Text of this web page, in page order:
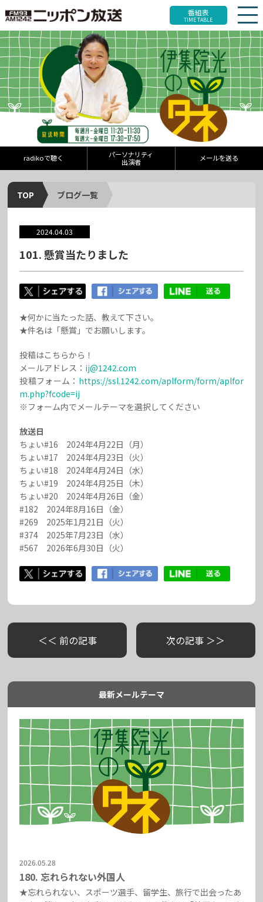
番組表
TIME TABLE
radikoで聴く
パーソナリティ
出演者
メールを送る
TOP ブログ一覧
2024.04.03
101. 懸賞当たりました
★何かに当たった話、教えて下さい。
★件名は「懸賞」でお願いします。
投稿はこちらから！
メールアドレス： ij@1242.com
投稿フォーム： https://ssl.1242.com/aplform/form/aplfor
m.php?fcode=ij
※フォーム内でメールテーマを選択してください
放送日
ちょい#16 2024年4月22日（月）
ちょい#17 2024年4月23日（火）
ちょい#18 2024年4月24日（水）
ちょい#19 2024年4月25日（木）
ちょい#20 2024年4月26日（金）
#182 2024年8月16日（金）
#269 2025年1月21日（火）
#374 2025年7月23日（水）
#567 2026年6月30日（火）
＜＜ 前の記事 次の記事 ＞＞
最新メールテーマ
2026.05.28
180. 忘れられない外国人
★忘れられない、スポーツ選手、留学生、旅行で出会ったあ